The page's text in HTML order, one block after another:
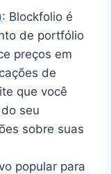
: Blockfolio é
de portfólio
preços em
de
que você
seu
sobre suas
popular para